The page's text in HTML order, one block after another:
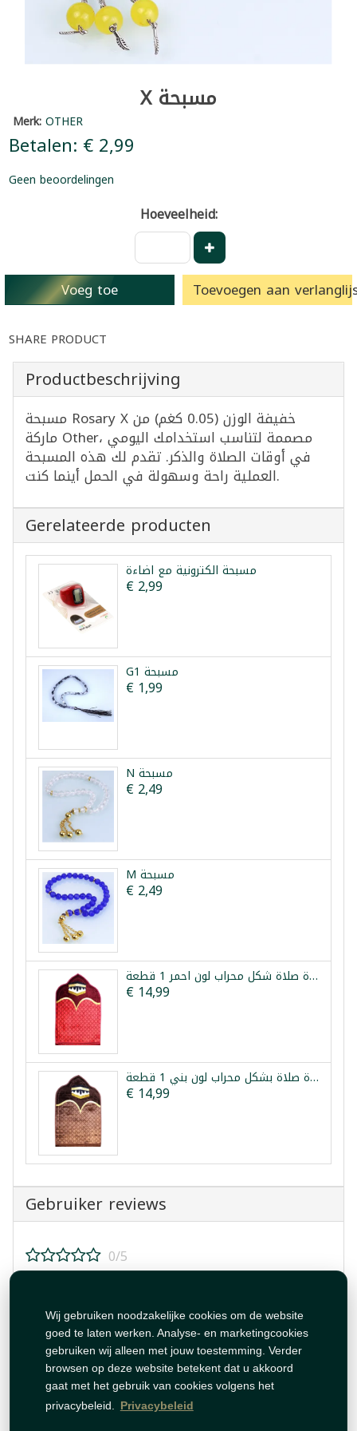
Wij gebruiken noodzakelijke cookies om de website
goed te laten werken. Analyse- en marketingcookies
gebruiken wij alleen met jouw toestemming. Verder
browsen op deze website betekent dat u akkoord
gaat met het gebruik van cookies volgens het
privacybeleid. Privacybeleid
X مسبحة
Merk:OTHER
Betalen: € 2,99
Geen beoordelingen
Hoeveelheid:
Voeg toe Toevoegen aan
SHARE PRODUCT
Productbeschrijving
مسبحة Rosary X خفيفة الوزن (0.05 كغم) من
ماركة Other، مصممة لتناسب استخدامك اليومي
في أوقات الصلاة والذكر. تقدم لك هذه المسبحة
العملية راحة وسهولة في الحمل أينما كنت.
Gerelateerde producten
مسبحة الكترونية مع اضاءة
€ 2,99
G1 مسبحة
€ 1,99
N مسبحة
€ 2,49
M مسبحة
€ 2,49
سجادة صلاة شكل محراب لون احمر 1 قطعة
€ 14,99
سجادة صلاة بشكل محراب لون بني 1 قطعة
€ 14,99
Gebruiker reviews
0/5
Beoordeling plaatsen